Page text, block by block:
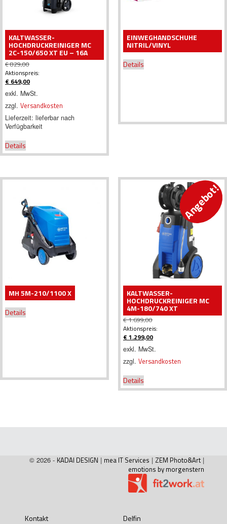
KALTWASSER-
HOCHDRUCKREINIGER MC
2C-150/650 XT EU – 16A
€829,00
Ursprünglicher
Preis
war:
€ 829,00
Aktionspreis:
€ 649,00
Aktueller
Preis
ist:
€ 649,00.
exkl. MwSt.
zzgl. Versandkosten
Lieferzeit: lieferbar nach
Verfügbarkeit
Details
EINWEGHANDSCHUHE
NITRIL/VINYL
Details
MH 5M-210/1100 X
Details
Angebot!
KALTWASSER-
HOCHDRUCKREINIGER MC
4M-180/740 XT
€1.699,00
Ursprünglicher
Preis
war:
€ 1.699,00
Aktionspreis:
€ 1.299,00
Aktueller
Preis
ist:
exkl. MwSt.
zzgl. Versandkosten
Details
© 2026 - KADAI DESIGN | mea IT Services | ZEM Photo&Art |
emotions by morgenstern
Kontakt
Delfin